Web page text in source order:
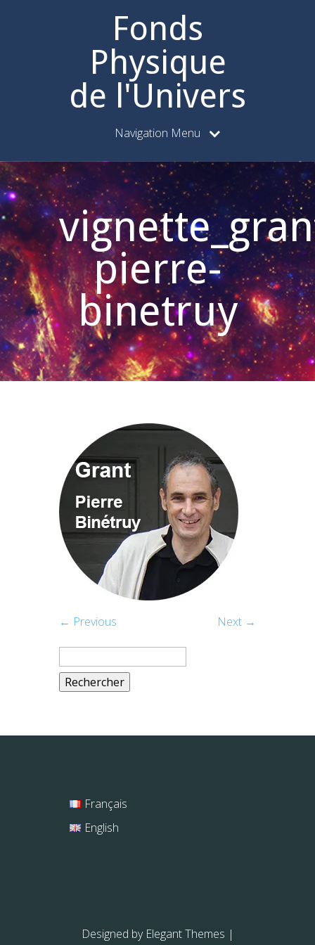
Fonds
Physique
de l'Univers
Navigation Menu
pierre-
binetruy
← Previous
Next →
Rechercher :
Français
English
Designed by Elegant Themes |